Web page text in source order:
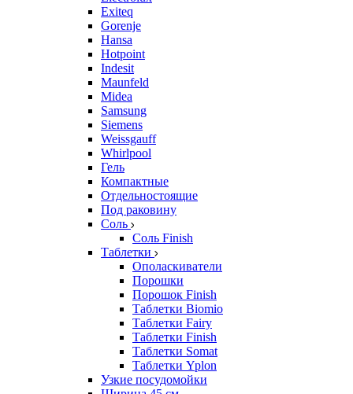
Exiteq
Gorenje
Hansa
Hotpoint
Indesit
Maunfeld
Midea
Samsung
Siemens
Weissgauff
Whirlpool
Гель
Компактные
Отдельностоящие
Под раковину
Соль
Соль Finish
Таблетки
Ополаскиватели
Порошки
Порошок Finish
Таблетки Biomio
Таблетки Fairy
Таблетки Finish
Таблетки Somat
Таблетки Yplon
Узкие посудомойки